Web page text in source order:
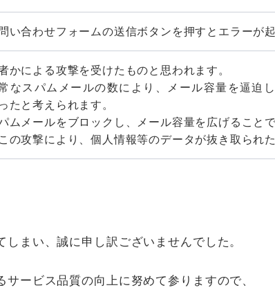
い合わせフォームの送信ボタンを押すとエラーが
かによる攻撃を受けたものと思われます。
なスパムメールの数により、メール容量を逼迫
たと考えられます。
ムメールをブロックし、メール容量を広げること
この攻撃により、個人情報等のデータが抜き取られ
まい、誠に申し訳ございませんでした。
ービス品質の向上に努めて参りますので、